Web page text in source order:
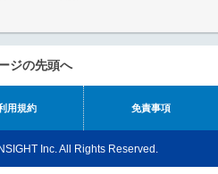
ジの先頭へ
用規約 免責事項
Inc. All Rights Reserved.